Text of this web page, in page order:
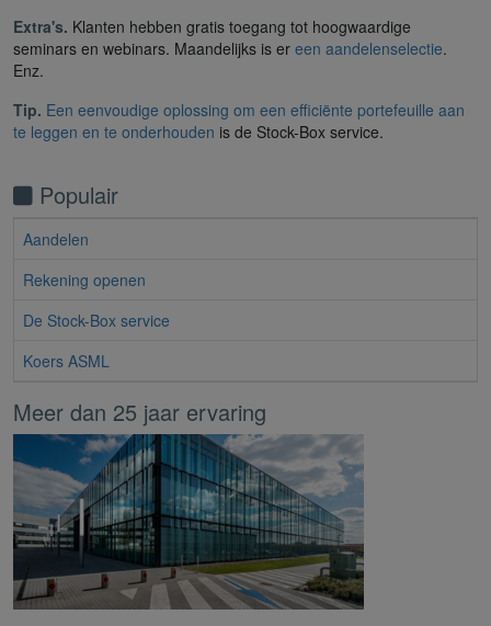
Extra's. Klanten hebben gratis toegang tot hoogwaardige
seminars en webinars. Maandelijks is er een aandelenselectie.
Enz.
Tip. Een eenvoudige oplossing om een efficiënte portefeuille aan
te leggen en te onderhouden is de Stock-Box service.
Populair
Aandelen
Rekening openen
De Stock-Box service
Koers ASML
Meer dan 25 jaar ervaring